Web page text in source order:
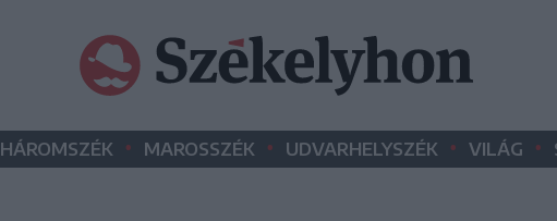
HÁROMSZÉK • MAROSSZÉK • UDVARHELYSZÉK • VILÁG •